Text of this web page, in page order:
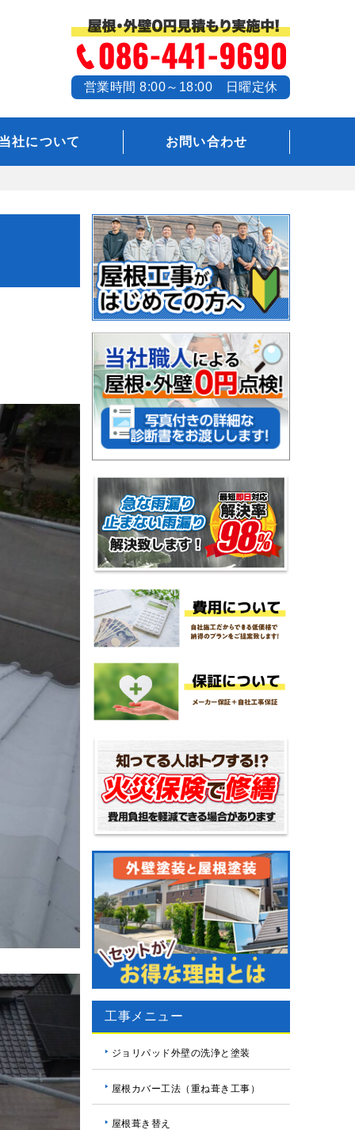
営業時間 8:00～18:00 日曜定休
社について お問い合わせ
工事メニュー
ジョリパッド外壁の洗浄と塗装
屋根カバー工法（重ね葺き工事）
屋根葺き替え